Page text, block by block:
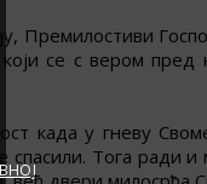
Премилостиви
се с вером
када у гневу
Тога ради